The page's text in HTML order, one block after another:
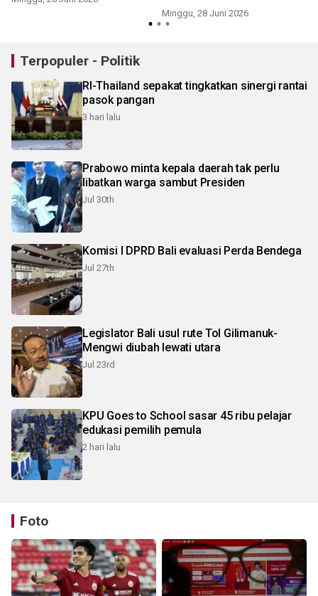
Minggu, 28 Juni 2026
Terpopuler - Politik
RI-Thailand sepakat tingkatkan sinergi rantai
pasok pangan
3 hari lalu
Prabowo minta kepala daerah tak perlu
libatkan warga sambut Presiden
Jul 30th
Komisi I DPRD Bali evaluasi Perda Bendega
Jul 27th
Legislator Bali usul rute Tol Gilimanuk-
Mengwi diubah lewati utara
Jul 23rd
KPU Goes to School sasar 45 ribu pelajar
edukasi pemilih pemula
2 hari lalu
Foto